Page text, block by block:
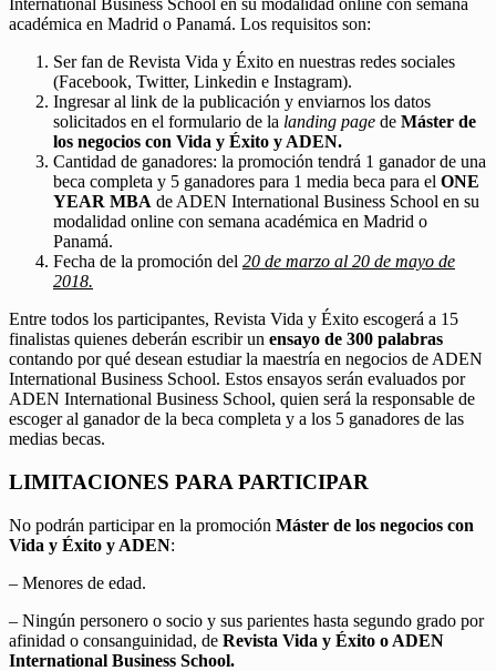
International Business School en su modalidad online con semana
académica en Madrid o Panamá. Los requisitos son:
Ser fan de Revista Vida y Éxito en nuestras redes sociales
(Facebook, Twitter, Linkedin e Instagram).
Ingresar al link de la publicación y enviarnos los datos
solicitados en el formulario de la landing page de Máster de
los negocios con Vida y Éxito y ADEN.
Cantidad de ganadores: la promoción tendrá 1 ganador de una
beca completa y 5 ganadores para 1 media beca para el ONE
YEAR MBA de ADEN International Business School en su
modalidad online con semana académica en Madrid o
Panamá.
Fecha de la promoción del 20 de marzo al 20 de mayo de
2018.
Entre todos los participantes, Revista Vida y Éxito escogerá a 15
finalistas quienes deberán escribir un ensayo de 300 palabras
contando por qué desean estudiar la maestría en negocios de ADEN
International Business School. Estos ensayos serán evaluados por
ADEN International Business School, quien será la responsable de
escoger al ganador de la beca completa y a los 5 ganadores de las
medias becas.
LIMITACIONES PARA PARTICIPAR
No podrán participar en la promoción Máster de los negocios con
Vida y Éxito y ADEN:
– Menores de edad.
– Ningún personero o socio y sus parientes hasta segundo grado por
afinidad o consanguinidad, de Revista Vida y Éxito o ADEN
International Business School.